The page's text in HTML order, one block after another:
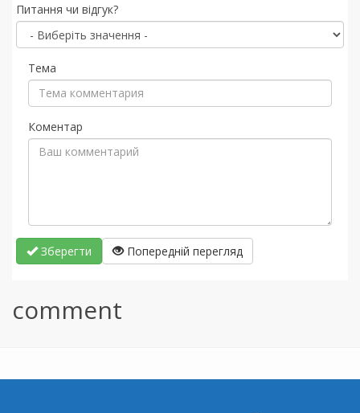
Питання чи відгук?
Тема
Коментар
Зберегти Попередній перегляд
comment